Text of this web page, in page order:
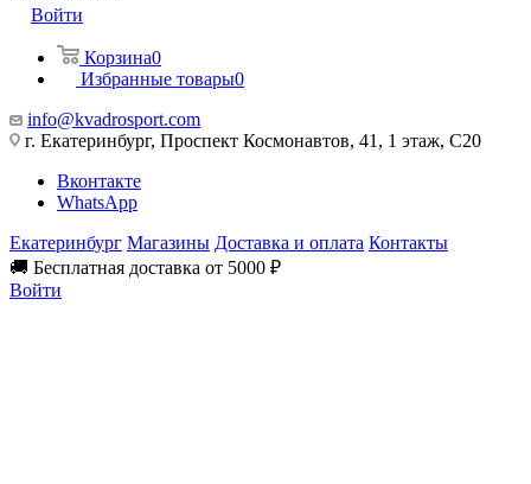
Войти
Корзина0
Избранные товары0
info@kvadrosport.com
г. Екатеринбург, Проспект Космонавтов, 41, 1 этаж, С20
Вконтакте
WhatsApp
Екатеринбург Магазины Доставка и оплата Контакты
🚚 Бесплатная доставка от 5000 ₽
Войти